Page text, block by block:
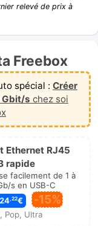
relevé de prix à
Freebox
spécial : Créer
Gbit/s chez soi
Ethernet RJ45
rapide
facilement de 1 à
s en USB-C
,22€ -15%
Pop, Ultra